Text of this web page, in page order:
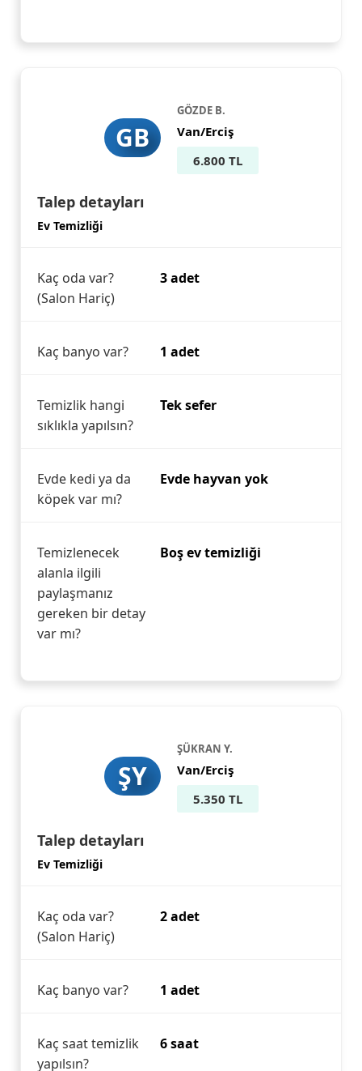
GB
GÖZDE B.
Van/Erciş
6.800 TL
Talep detayları
Ev Temizliği
Kaç oda var?
(Salon Hariç)
3 adet
Kaç banyo var? 1 adet
Temizlik hangi
sıklıkla yapılsın?
Tek sefer
Evde kedi ya da
köpek var mı?
Evde hayvan yok
Temizlenecek
alanla ilgili
paylaşmanız
gereken bir detay
var mı?
Boş ev temizliği
ŞY
ŞÜKRAN Y.
Van/Erciş
5.350 TL
Talep detayları
Ev Temizliği
Kaç oda var?
(Salon Hariç)
2 adet
Kaç banyo var? 1 adet
Kaç saat temizlik
yapılsın?
6 saat